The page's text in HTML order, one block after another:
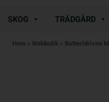
SKOG TRÄDGÅRD
Hem » Webbutik » Batteridrivna